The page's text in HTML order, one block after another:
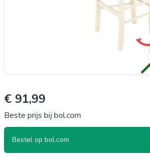
€ 91,99
Beste prijs bij bol.com
Bestel op bol.com